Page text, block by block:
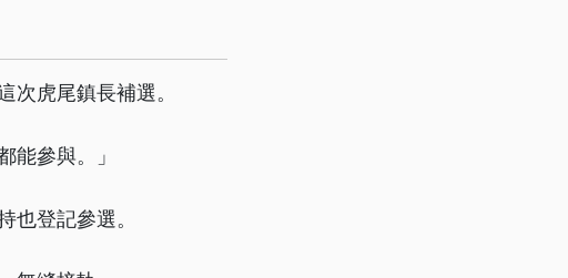
次虎尾鎮長補選。
能參與。」
也登記參選。